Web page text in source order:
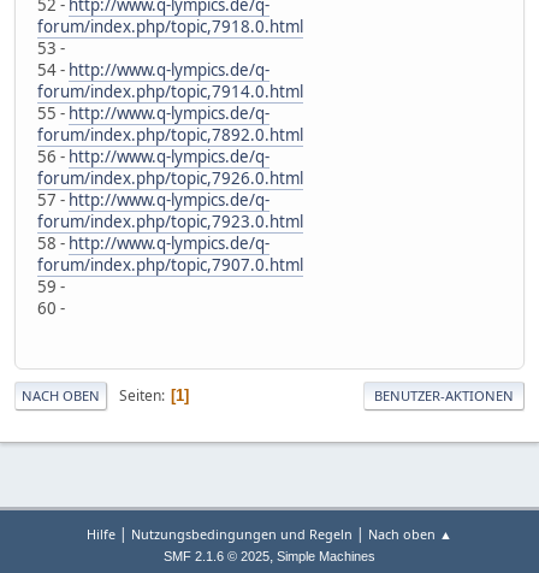
52 - http://www.q-lympics.de/q-
forum/index.php/topic,7918.0.html
53 -
54 - http://www.q-lympics.de/q-
forum/index.php/topic,7914.0.html
55 - http://www.q-lympics.de/q-
forum/index.php/topic,7892.0.html
56 - http://www.q-lympics.de/q-
forum/index.php/topic,7926.0.html
57 - http://www.q-lympics.de/q-
forum/index.php/topic,7923.0.html
58 - http://www.q-lympics.de/q-
forum/index.php/topic,7907.0.html
59 -
60 -
NACH OBEN Seiten 1 BENUTZER-AKTIONEN
Hilfe Nutzungsbedingungen und Regeln Nach oben ▲
SMF 2.1.6 © 2025, Simple Machines